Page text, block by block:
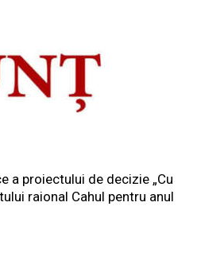
a proiectului de decizie „Cu
raional Cahul pentru anul